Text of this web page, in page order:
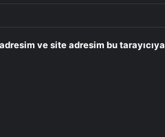
ve site adresim bu tarayıcıya